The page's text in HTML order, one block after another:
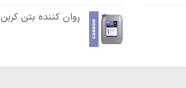
روان کننده بتن کربن CARBON